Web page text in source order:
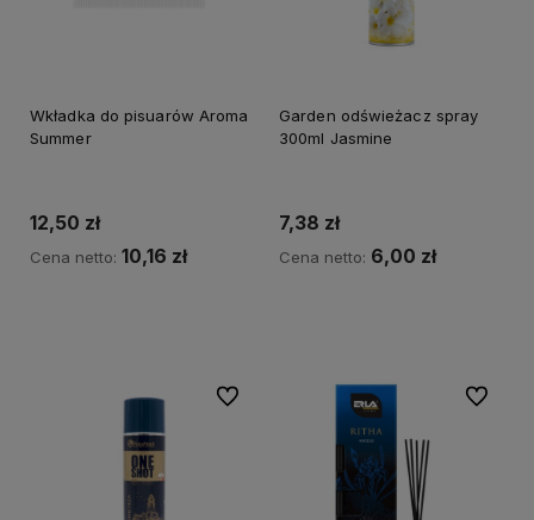
Wkładka do pisuarów Aroma
Summer
12,50 zł
Cena netto: 10,16 zł
Garden odświeżacz spray
300ml Jasmine
7,38 zł
Cena netto: 6,00 zł
Do ulubionych Do